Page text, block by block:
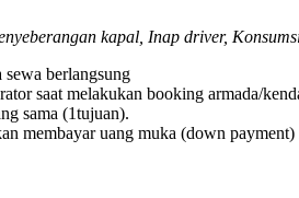
kapal, Inap driver,
berlangsung
saat melakukan booking armada/
sama (1tujuan).
membayar uang muka (down